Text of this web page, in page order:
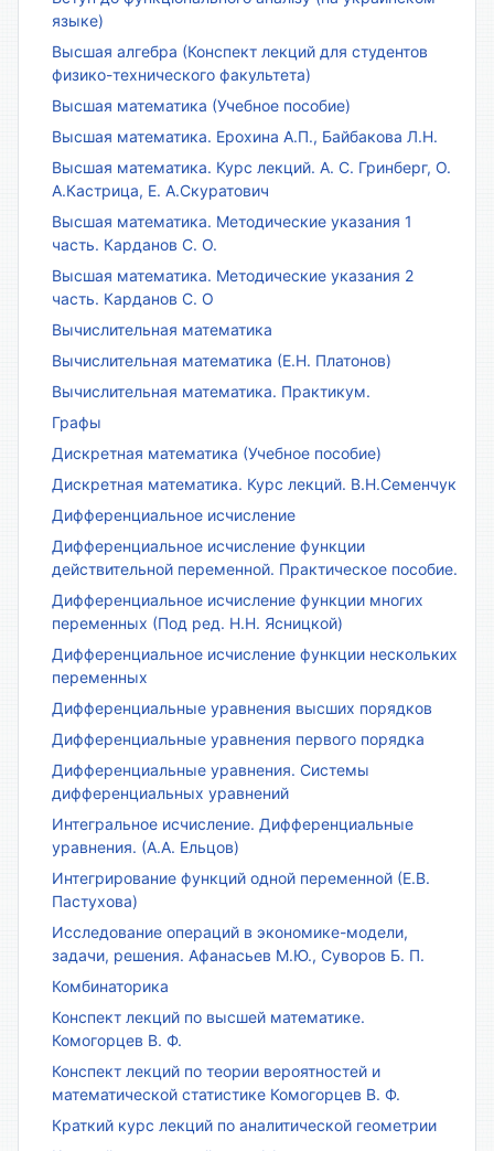
языке)
Высшая алгебра (Конспект лекций для студентов
физико-технического факультета)
Высшая математика (Учебное пособие)
Высшая математика. Ерохина А.П., Байбакова Л.Н.
Высшая математика. Курс лекций. А. С. Гринберг, О.
А.Кастрица, Е. А.Скуратович
Высшая математика. Методические указания 1
часть. Карданов С. О.
Высшая математика. Методические указания 2
часть. Карданов С. О
Вычислительная математика
Вычислительная математика (Е.Н. Платонов)
Вычислительная математика. Практикум.
Графы
Дискретная математика (Учебное пособие)
Дискретная математика. Курс лекций. В.Н.Семенчук
Дифференциальное исчисление
Дифференциальное исчисление функции
действительной переменной. Практическое пособие.
Дифференциальное исчисление функции многих
переменных (Под ред. Н.Н. Ясницкой)
Дифференциальное исчисление функции нескольких
переменных
Дифференциальные уравнения высших порядков
Дифференциальные уравнения первого порядка
Дифференциальные уравнения. Системы
дифференциальных уравнений
Интегральное исчисление. Дифференциальные
уравнения. (А.А. Ельцов)
Интегрирование функций одной переменной (Е.В.
Пастухова)
Исследование операций в экономике-модели,
задачи, решения. Афанасьев М.Ю., Суворов Б. П.
Комбинаторика
Конспект лекций по высшей математике.
Комогорцев В. Ф.
Конспект лекций по теории вероятностей и
математической статистике Комогорцев В. Ф.
Краткий курс лекций по аналитической геометрии